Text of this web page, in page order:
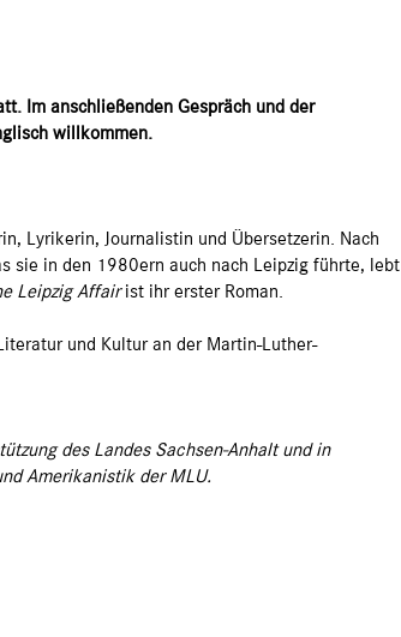
Im anschließenden Gespräch und der
willkommen.
Lyrikerin, Journalistin und Übersetzerin. Nach
sie in den 1980ern auch nach Leipzig führte, lebt
Leipzig Affairist ihr erster Roman.
und Kultur an der Martin-Luther-
des Landes Sachsen-Anhalt und in
Amerikanistik der MLU.